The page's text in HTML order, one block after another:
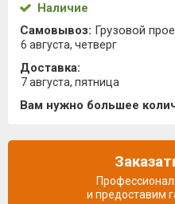
Наличие
Самовывоз: Грузовой
6 августа, четверг
Доставка:
7 августа, пятница
Вам нужно большее
и предоставим